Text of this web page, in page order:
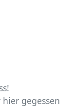
gegessen